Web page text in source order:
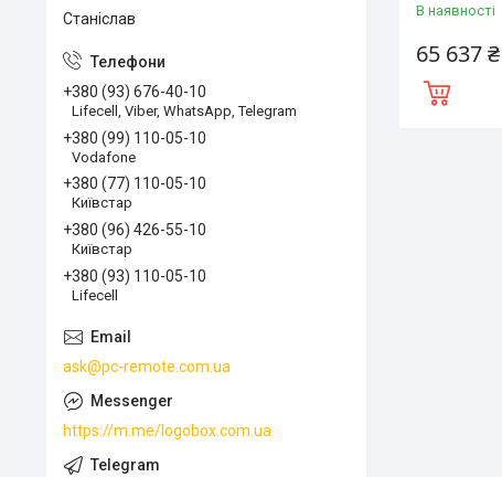
В наявності
65 637 ₴
Станіслав
+380 (93) 676-40-10
Lifecell, Viber, WhatsApp, Telegram
+380 (99) 110-05-10
Vodafone
+380 (77) 110-05-10
Київстар
+380 (96) 426-55-10
Київстар
+380 (93) 110-05-10
Lifecell
ask@pc-remote.com.ua
https://m.me/logobox.com.ua